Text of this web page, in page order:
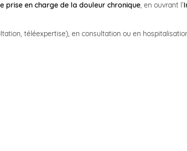
prise en charge de la douleur chronique, en ouvrant l’
téléexpertise), en consultation ou en